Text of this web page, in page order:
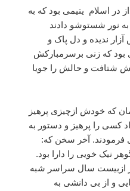
در اسلام یتیمی بود که به
نور شستوشو دادند
ندیده و دل پاک و
بود که زنی برسرمبارکش
شتافت و حالش را جویا
که خودش ازچیزی پرهیز
کسی را پرهیز و دستور به
فرمودند. آخر سخن که:
نیک خویی را دارا بود.
ازبیست سال سراسر شبه
و از بی دانشی به